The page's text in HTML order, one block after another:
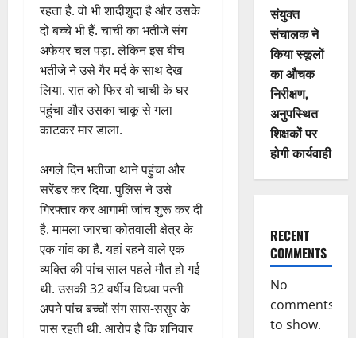
रहता है. वो भी शादीशुदा है और उसके
दो बच्चे भी हैं. चाची का भतीजे संग
अफेयर चल पड़ा. लेकिन इस बीच
भतीजे ने उसे गैर मर्द के साथ देख
लिया. रात को फिर वो चाची के घर
पहुंचा और उसका चाकू से गला
काटकर मार डाला.
अगले दिन भतीजा थाने पहुंचा और
सरेंडर कर दिया. पुलिस ने उसे
गिरफ्तार कर आगामी जांच शुरू कर दी
है. मामला जारचा कोतवाली क्षेत्र के
एक गांव का है. यहां रहने वाले एक
व्यक्ति की पांच साल पहले मौत हो गई
थी. उसकी 32 वर्षीय विधवा पत्नी
अपने पांच बच्चों संग सास-ससुर के
पास रहती थी. आरोप है कि शनिवार
संयुक्त
संचालक ने
किया स्कूलों
का औचक
निरीक्षण,
अनुपस्थित
शिक्षकों पर
होगी कार्यवाही
RECENT
COMMENTS
No
comments
to show.